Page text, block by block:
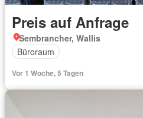
Preis auf Anfrage
Sembrancher, Wallis
Büroraum
Vor 1 Woche, 5 Tagen